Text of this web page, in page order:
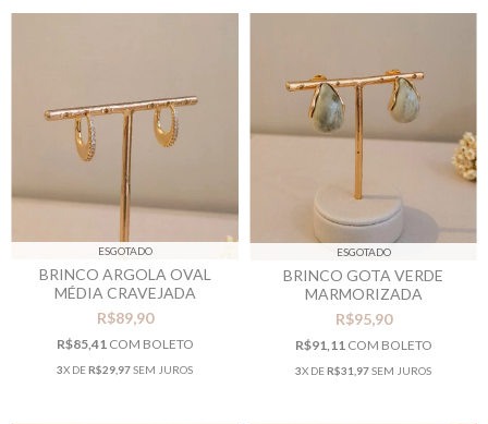
ESGOTADO
BRINCO ARGOLA OVAL
MÉDIA CRAVEJADA
R$89,90
R$85,41 COM BOLETO
3X DER$29,97SEM JUROS
ESGOTADO
BRINCO GOTA VERDE
MARMORIZADA
R$95,90
R$91,11 COM BOLETO
3X DER$31,97SEM JUROS